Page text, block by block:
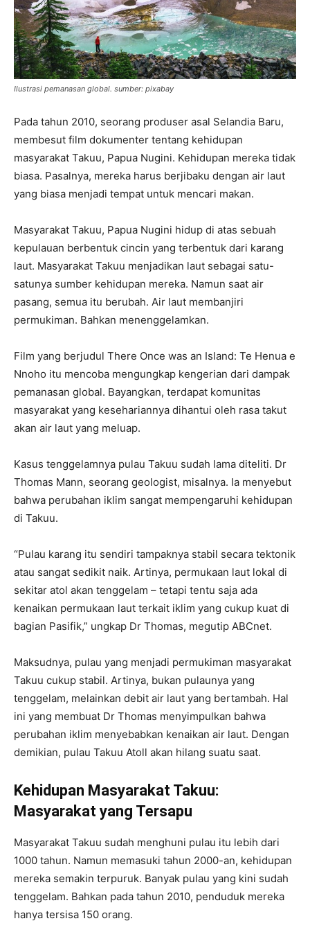
Ilustrasi pemanasan global. sumber: pixabay
Pada tahun 2010, seorang produser asal Selandia Baru,
membesut film dokumenter tentang kehidupan
masyarakat Takuu, Papua Nugini. Kehidupan mereka tidak
biasa. Pasalnya, mereka harus berjibaku dengan air laut
yang biasa menjadi tempat untuk mencari makan.
Masyarakat Takuu, Papua Nugini hidup di atas sebuah
kepulauan berbentuk cincin yang terbentuk dari karang
laut. Masyarakat Takuu menjadikan laut sebagai satu-
satunya sumber kehidupan mereka. Namun saat air
pasang, semua itu berubah. Air laut membanjiri
permukiman. Bahkan menenggelamkan.
Film yang berjudul There Once was an Island: Te Henua e
Nnoho itu mencoba mengungkap kengerian dari dampak
pemanasan global. Bayangkan, terdapat komunitas
masyarakat yang kesehariannya dihantui oleh rasa takut
akan air laut yang meluap.
Kasus tenggelamnya pulau Takuu sudah lama diteliti. Dr
Thomas Mann, seorang geologist, misalnya. Ia menyebut
bahwa perubahan iklim sangat mempengaruhi kehidupan
di Takuu.
“Pulau karang itu sendiri tampaknya stabil secara tektonik
atau sangat sedikit naik. Artinya, permukaan laut lokal di
sekitar atol akan tenggelam – tetapi tentu saja ada
kenaikan permukaan laut terkait iklim yang cukup kuat di
bagian Pasifik,” ungkap Dr Thomas, megutip ABCnet.
Maksudnya, pulau yang menjadi permukiman masyarakat
Takuu cukup stabil. Artinya, bukan pulaunya yang
tenggelam, melainkan debit air laut yang bertambah. Hal
ini yang membuat Dr Thomas menyimpulkan bahwa
perubahan iklim menyebabkan kenaikan air laut. Dengan
demikian, pulau Takuu Atoll akan hilang suatu saat.
Kehidupan Masyarakat Takuu:
Masyarakat yang Tersapu
Masyarakat Takuu sudah menghuni pulau itu lebih dari
1000 tahun. Namun memasuki tahun 2000-an, kehidupan
mereka semakin terpuruk. Banyak pulau yang kini sudah
tenggelam. Bahkan pada tahun 2010, penduduk mereka
hanya tersisa 150 orang.